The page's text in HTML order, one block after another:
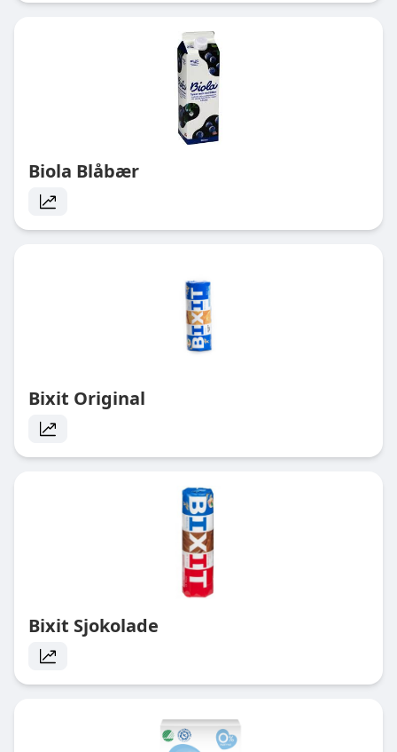
Biola Blåbær
Bixit Original
Bixit Sjokolade